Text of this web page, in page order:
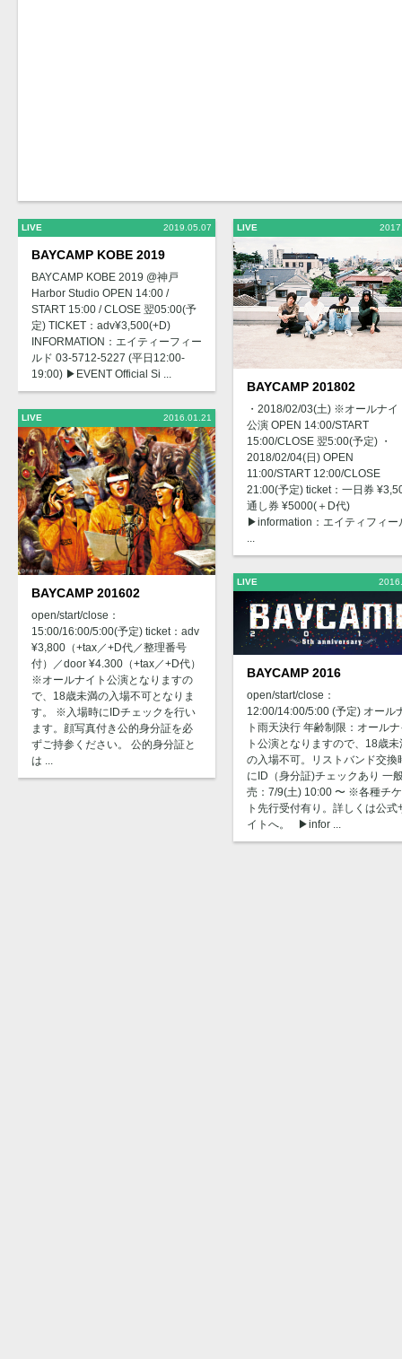
LIVE 2019.05.07
BAYCAMP KOBE 2019
BAYCAMP KOBE 2019 @神戸
Harbor Studio OPEN 14:00 /
START 15:00 / CLOSE 翌05:00(予
定) TICKET：adv¥3,500(+D)
INFORMATION：エイティーフィー
ルド 03-5712-5227 (平日12:00-
19:00) ▶︎EVENT Official Si ...
LIVE 2016.01.21
BAYCAMP 201602
open/start/close：
15:00/16:00/5:00(予定) ticket：adv
¥3,800（+tax／+D代／整理番号
付）／door ¥4.300（+tax／+D代）
※オールナイト公演となりますの
で、18歳未満の入場不可となりま
す。 ※入場時にIDチェックを行い
ます。顔写真付き公的身分証を必
ずご持参ください。 公的身分証と
は ...
LIVE
BAYCAMP 201802
・2018/02/03(土) ※オールナイ
公演 OPEN 14:00/START
15:00/CLOSE 翌5:00(予定) ・
2018/02/04(日) OPEN
11:00/START 12:00/CLOSE
21:00(予定) ticket：一日券
通し券 ¥5000(＋D代)
▶︎information：エイティフィー
LIVE
BAYCAMP 2016
open/start/close：
12:00/14:00/5:00 (予定) オール
ト雨天決行 年齢制限：オール
ト公演となりますので、18歳未
の入場不可。リストバンド交換
にID（身分証)チェックあり 一
売：7/9(土) 10:00 〜 ※各種チ
ト先行受付有り。詳しくは公式
イトへ。 ▶︎infor ...